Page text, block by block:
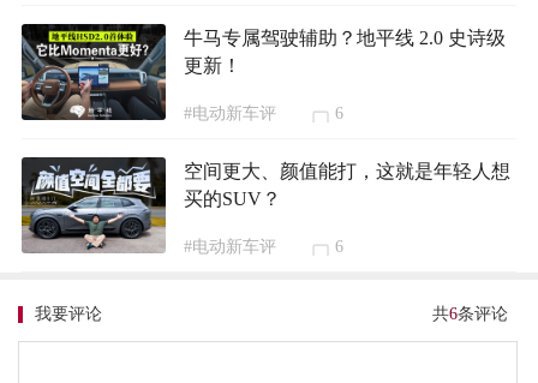
牛马专属驾驶辅助？地平线 2.0 史诗级
更新！
#电动新车评 6
空间更大、颜值能打，这就是年轻人想
买的SUV？
#电动新车评 6
共6条评论
我要评论